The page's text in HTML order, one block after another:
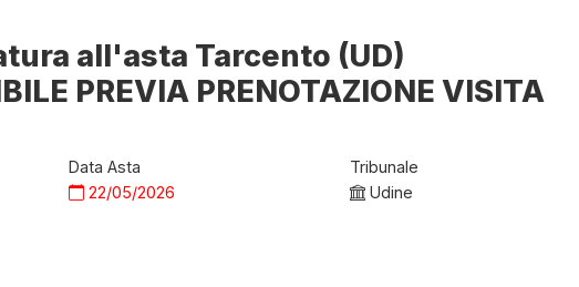
all'asta Tarcento (UD)
PREVIA PRENOTAZIONE VISITA
Data Asta
22/05/2026
Tribunale
Udine